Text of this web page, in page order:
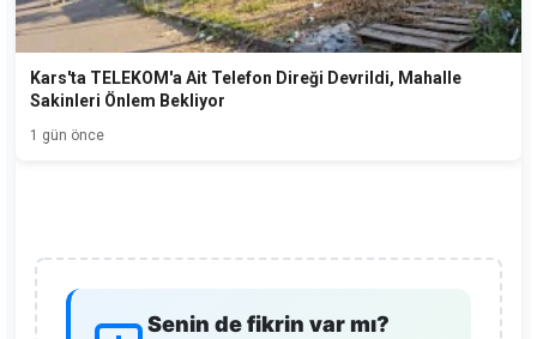
Kars'ta TELEKOM'a Ait Telefon Direği Devrildi, Mahalle
Sakinleri Önlem Bekliyor
1 gün önce
Senin de fikrin var mı?